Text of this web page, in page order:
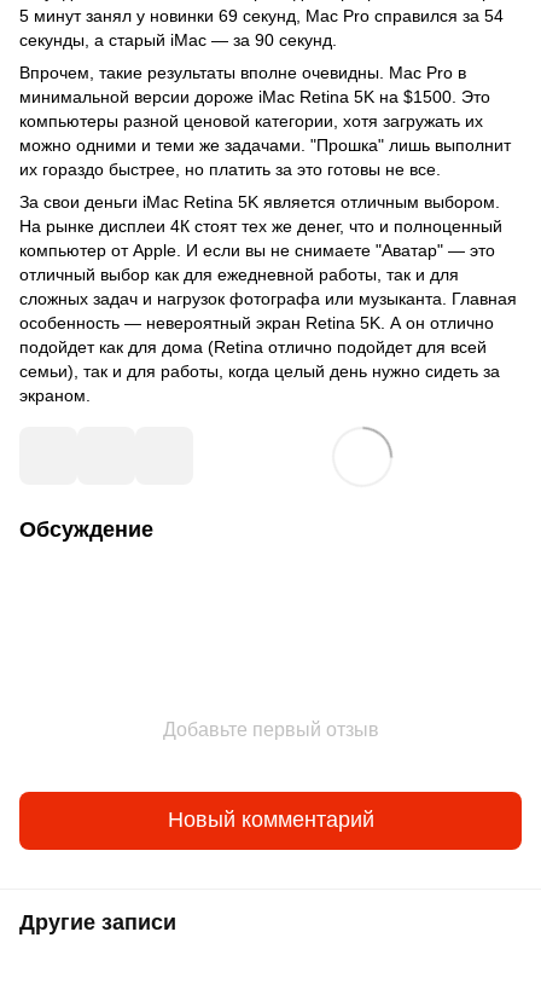
5 минут занял у новинки 69 секунд, Mac Pro справился за 54
секунды, а старый iMac — за 90 секунд.
Впрочем, такие результаты вполне очевидны. Mac Pro в
минимальной версии дороже iMac Retina 5K на $1500. Это
компьютеры разной ценовой категории, хотя загружать их
можно одними и теми же задачами. "Прошка" лишь выполнит
их гораздо быстрее, но платить за это готовы не все.
За свои деньги iMac Retina 5K является отличным выбором.
На рынке дисплеи 4К стоят тех же денег, что и полноценный
компьютер от Apple. И если вы не снимаете "Аватар" — это
отличный выбор как для ежедневной работы, так и для
сложных задач и нагрузок фотографа или музыканта. Главная
особенность — невероятный экран Retina 5K. А он отлично
подойдет как для дома (Retina отлично подойдет для всей
семьи), так и для работы, когда целый день нужно сидеть за
экраном.
Обсуждение
Добавьте первый отзыв
Новый комментарий
Другие записи